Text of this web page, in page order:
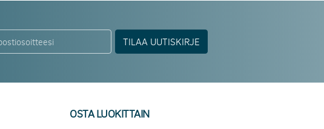
TILAA UUTISKIRJE
OSTA LUOKITTAIN